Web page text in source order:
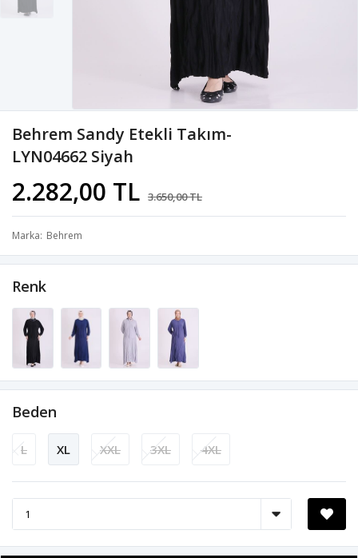
Behrem Sandy Etekli Takım-
LYN04662 Siyah
2.282,00 TL 3.650,00 TL
Marka Behrem
Renk
Beden
L XL XXL 3XL 4XL